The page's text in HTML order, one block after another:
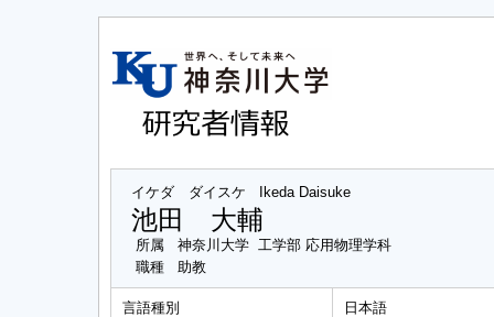
イケダ ダイスケ Ikeda Daisuke
池田 大輔
所属
神奈川大学 工学部 応用物理学科
職種
助教
言語種別 日本語